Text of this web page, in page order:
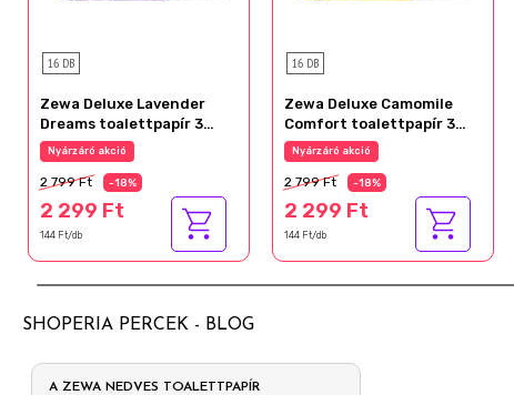
16 DB
Zewa Deluxe Lavender
Dreams toalettpapír 3
rétegű 16 tekercs
Nyárzáró akció
2 799 Ft -18%
2 299 Ft
144 Ft/db
16 DB
Zewa Deluxe Camomile
Comfort toalettpapír 3
rétegű 16 tekercs
Nyárzáró akció
2 799 Ft -18%
2 299 Ft
144 Ft/db
SHOPERIA PERCEK - BLOG
A ZEWA NEDVES TOALETTPAPÍR